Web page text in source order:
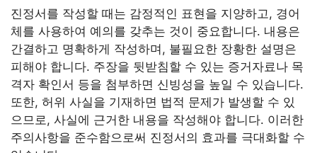
진정서를 작성할 때는 감정적인 표현을 지양하고, 경어
체를 사용하여 예의를 갖추는 것이 중요합니다. 내용은
간결하고 명확하게 작성하며, 불필요한 장황한 설명은
피해야 합니다. 주장을 뒷받침할 수 있는 증거자료나 목
격자 확인서 등을 첨부하면 신빙성을 높일 수 있습니다.
또한, 허위 사실을 기재하면 법적 문제가 발생할 수 있
으므로, 사실에 근거한 내용을 작성해야 합니다. 이러한
주의사항을 준수함으로써 진정서의 효과를 극대화할 수